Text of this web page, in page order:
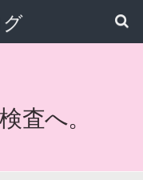
査へ。